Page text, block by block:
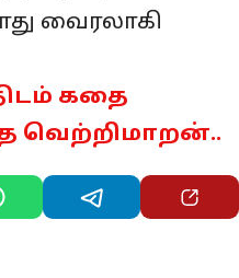
வைரலாகி
கதை
வெற்றிமாறன்..